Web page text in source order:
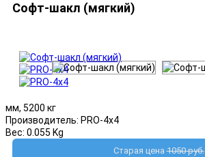
Софт-шакл (мягкий)
мм, 5200 кг
Производитель: PRO-4x4
Вес: 0.055 Kg
Старая цена1050 руб.